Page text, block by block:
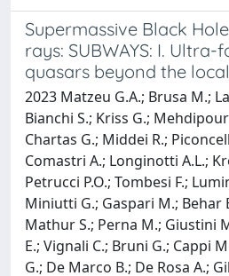
Supermassive Black
rays: SUBWAYS: I.
quasars beyond the
2023 Matzeu G.A.; Brusa M.;
Bianchi S.; Kriss G.;
Chartas G.; Middei R.;
Comastri A.; Longinotti A.L.;
Petrucci P.O.; Tombesi F.;
Miniutti G.; Gaspari M.; Behar
Mathur S.; Perna M.; Giustini
E.; Vignali C.; Bruni G.; Cappi
G.; De Marco B.; De Rosa A.;